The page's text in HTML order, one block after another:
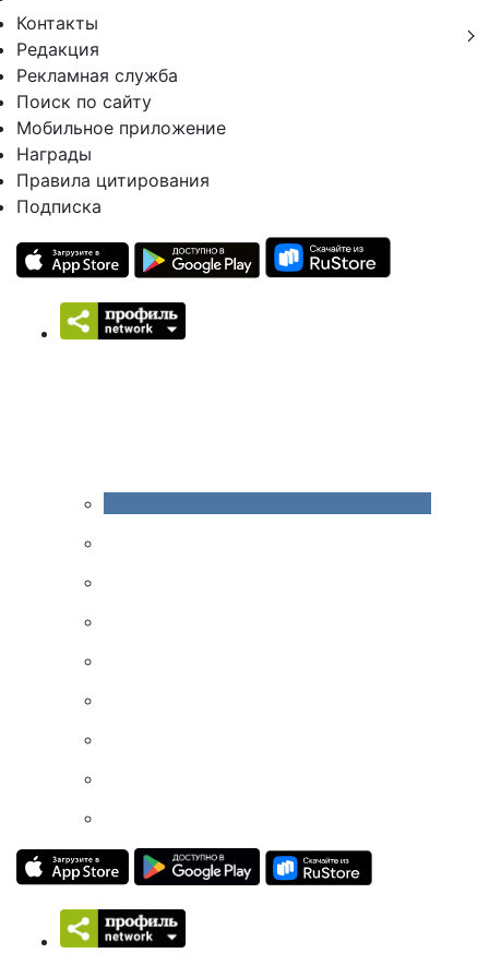
Контакты
Редакция
Рекламная служба
Поиск по сайту
Мобильное приложение
Награды
Правила цитирования
Подписка